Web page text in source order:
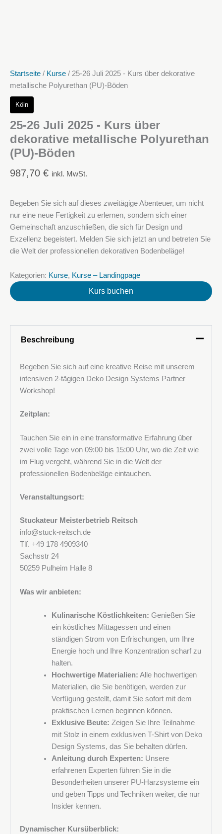
Startseite / Kurse / 25-26 Juli 2025 - Kurs über dekorative
metallische Polyurethan (PU)-Böden
Köln
25-26 Juli 2025 - Kurs über
dekorative metallische Polyurethan
(PU)-Böden
987,70 € inkl. MwSt.
Begeben Sie sich auf dieses zweitägige Abenteuer, um nicht
nur eine neue Fertigkeit zu erlernen, sondern sich einer
Gemeinschaft anzuschließen, die sich für Design und
Exzellenz begeistert. Melden Sie sich jetzt an und betreten Sie
die Welt der professionellen dekorativen Bodenbeläge!
Kategorien: Kurse, Kurse – Landingpage
Kurs buchen
Ihr Name
Ihre E-Mail
Rufnummer
Adresse
Postleitzahl und Stadt
Unternehmen
Beschreibung
Begeben Sie sich auf eine kreative Reise mit unserem
intensiven 2-tägigen Deko Design Systems Partner
Workshop!
Zeitplan:
Tauchen Sie ein in eine transformative Erfahrung über
zwei volle Tage von 09:00 bis 15:00 Uhr, wo die Zeit wie
im Flug vergeht, während Sie in die Welt der
professionellen Bodenbeläge eintauchen.
Veranstaltungsort:
Stuckateur Meisterbetrieb Reitsch
info@stuck-reitsch.de
Tlf. +49 178 4909340
Sachsstr 24
50259 Pulheim Halle 8
Was wir anbieten:
Kulinarische Köstlichkeiten: Genießen Sie
ein köstliches Mittagessen und einen
ständigen Strom von Erfrischungen, um Ihre
Energie hoch und Ihre Konzentration scharf zu
halten.
Hochwertige Materialien: Alle hochwertigen
Materialien, die Sie benötigen, werden zur
Verfügung gestellt, damit Sie sofort mit dem
praktischen Lernen beginnen können.
Exklusive Beute: Zeigen Sie Ihre Teilnahme
mit Stolz in einem exklusiven T-Shirt von Deko
Design Systems, das Sie behalten dürfen.
Anleitung durch Experten: Unsere
erfahrenen Experten führen Sie in die
Besonderheiten unserer PU-Harzsysteme ein
und geben Tipps und Techniken weiter, die nur
Insider kennen.
Dynamischer Kursüberblick: